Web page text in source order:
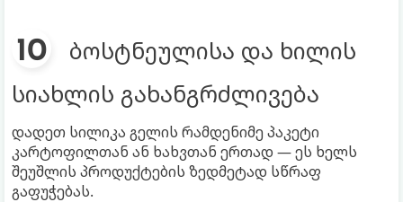
ბოსტნეულისა და ხილის
სიახლის გახანგრძლივება
დადეთ სილიკა გელის რამდენიმე პაკეტი
კარტოფილთან ან ხახვთან ერთად — ეს ხელს
შეუშლის პროდუქტების ზედმეტად სწრაფ
გაფუჭებას.